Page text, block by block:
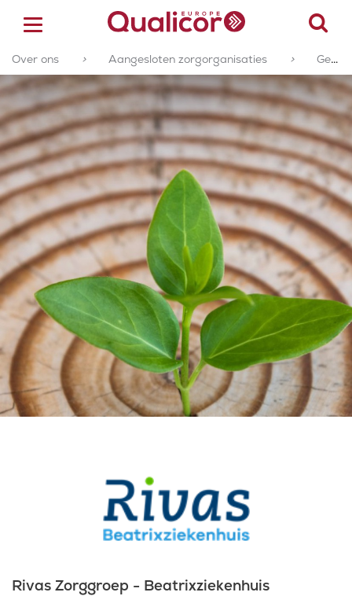
ACCREDITATIE
CERTIFICERING
ACADEMY
ZORGSECTOREN
OVER ONS
CONTACT
Laatste nieuws
Werken bij
Inlogportalen
Over ons > Aangesloten zorgorganisaties > Geaccrediteerde of gecertificeerde zorgorganisaties
Rivas Zorggroep - Beatrixziekenhuis